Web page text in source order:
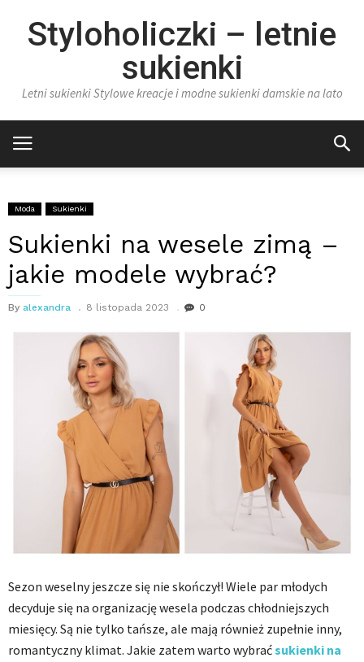
Styloholiczki – letnie
sukienki
Letni sukienki Stylowe kreacje i modne sukienki damskie na lato
Moda Sukienki
Sukienki na wesele zimą –
jakie modele wybrać?
By alexandra 8 listopada 2023 0
Sezon weselny jeszcze się nie skończył! Wiele par młodych
decyduje się na organizację wesela podczas chłodniejszych
miesięcy. Są nie tylko tańsze, ale mają również zupełnie inny,
romantyczny klimat. Jakie zatem warto wybraćsukienki na